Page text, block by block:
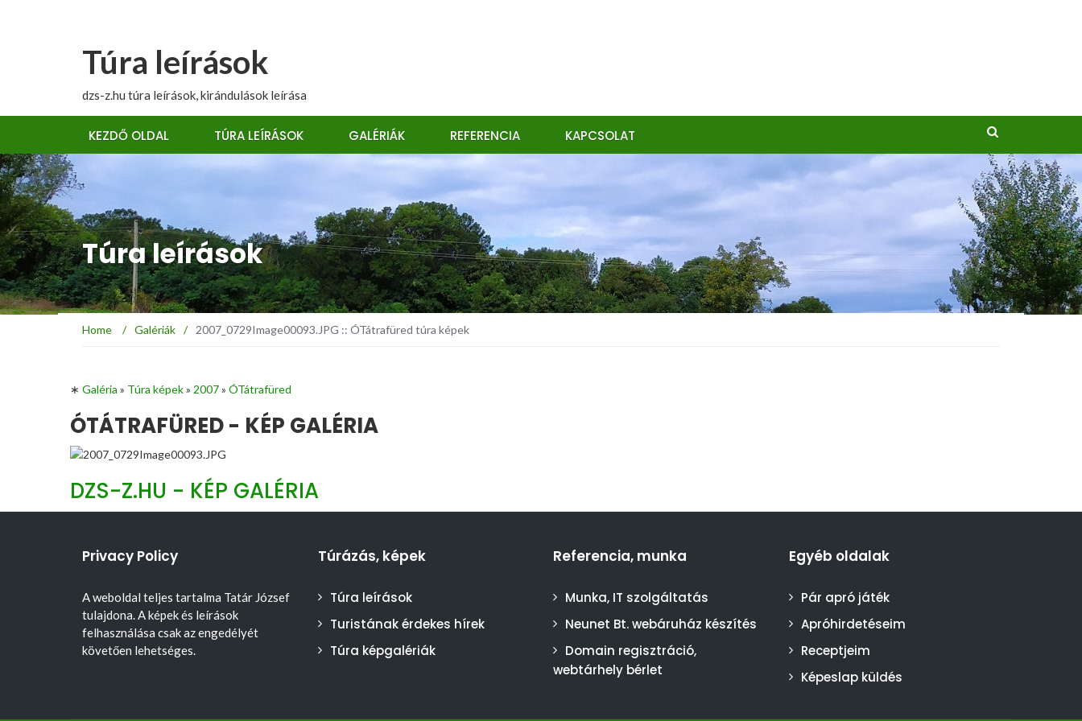
Túra leírások
dzs-z.hu túra leírások, kirándulások leírása
KEZDŐ OLDAL TÚRA LEÍRÁSOK GALÉRIÁK REFERENCIA KAPCSOLAT
Túra leírások
Home / Galériák / 2007_0729Image00093.JPG :: ÓTátrafüred túra képek
∗ Galéria » Túra képek» 2007» ÓTátrafüred
ÓTÁTRAFÜRED - KÉP GALÉRIA
DZS-Z.HU - KÉP GALÉRIA
Privacy Policy
A weboldal teljes tartalma Tatár József
tulajdona. A képek és leírások
felhasználása csak az engedélyét
követően lehetséges.
Túrázás, képek
Túra leírások
Turistának érdekes hírek
Túra képgalériák
Referencia, munka
Munka, IT szolgáltatás
Neunet Bt. webáruház készítés
Domain regisztráció,
webtárhely bérlet
Egyéb oldalak
Pár apró játék
Apróhirdetéseim
Receptjeim
Képeslap küldés